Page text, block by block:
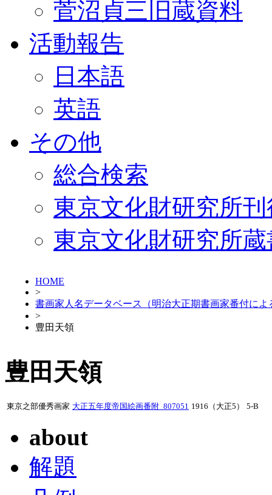
菅沼貞三旧蔵資料
活動報告
日本語
英語
その他
総合検索
東京文化財研究所
東京文化財研究所
HOME
>
書画家人名データベース（明治大正期書画家番付によ
>
豊田天領
豊田天領
東京之部優秀画家 大正五年度帝国絵画番附_807051 1916（大正5） 5-B
about
解題